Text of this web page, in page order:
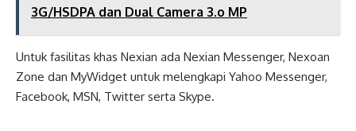
3G/HSDPA dan Dual Camera 3.o MP
Untuk fasilitas khas Nexian ada Nexian Messenger, Nexoan
Zone dan MyWidget untuk melengkapi Yahoo Messenger,
Facebook, MSN, Twitter serta Skype.